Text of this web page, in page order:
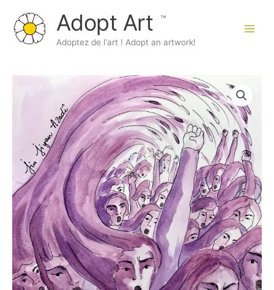
contenu
Adopt Art
Adoptez de l'art ! Adopt an artwork!